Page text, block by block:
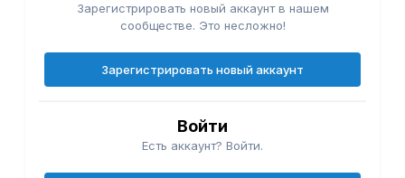
Зарегистрировать новый аккаунт в нашем
сообществе. Это несложно!
Зарегистрировать новый аккаунт
Войти
Есть аккаунт? Войти.